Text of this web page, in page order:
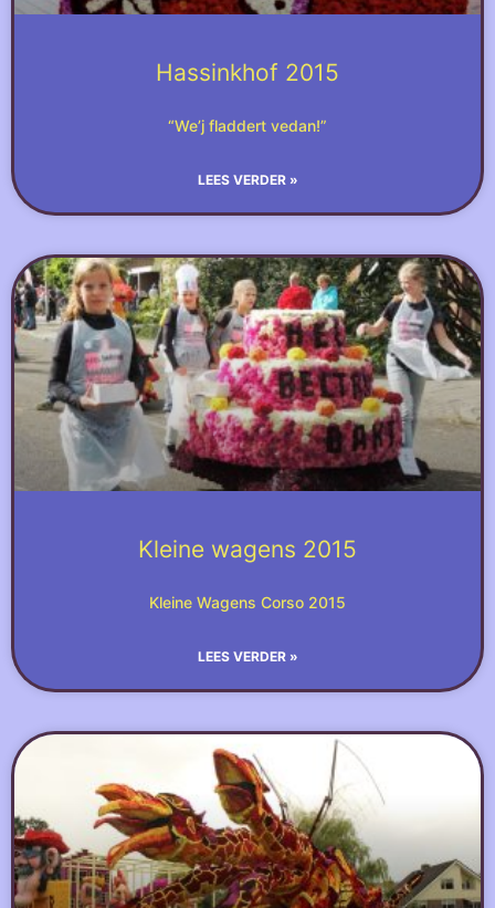
Hassinkhof 2015
“We’j fladdert vedan!”
LEES VERDER »
Kleine wagens 2015
Kleine Wagens Corso 2015
LEES VERDER »